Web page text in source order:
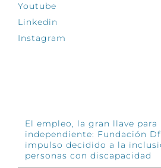
Youtube
Linkedin
Instagram
El empleo, la gran llave para
independiente: Fundación
impulso decidido a la
personas con discapacidad